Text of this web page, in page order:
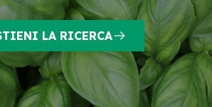
LA RICERCA